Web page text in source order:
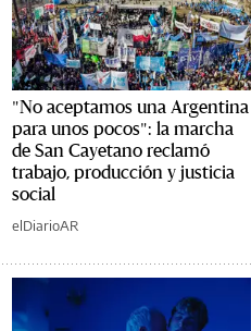
"No aceptamos una Argentina
para unos pocos": la marcha
de San Cayetano reclamó
trabajo, producción y justicia
social
elDiarioAR